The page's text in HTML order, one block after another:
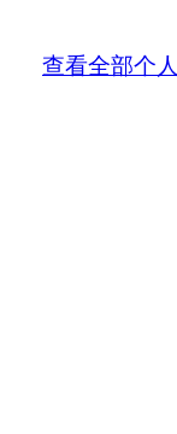
查看全部个